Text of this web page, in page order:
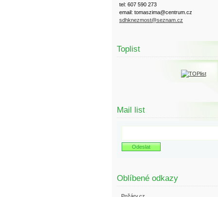
tel: 607 590 273
email: tomaszima@centrum.cz
sdhknezmost@seznam.cz
Toplist
Mail list
Oblíbené odkazy